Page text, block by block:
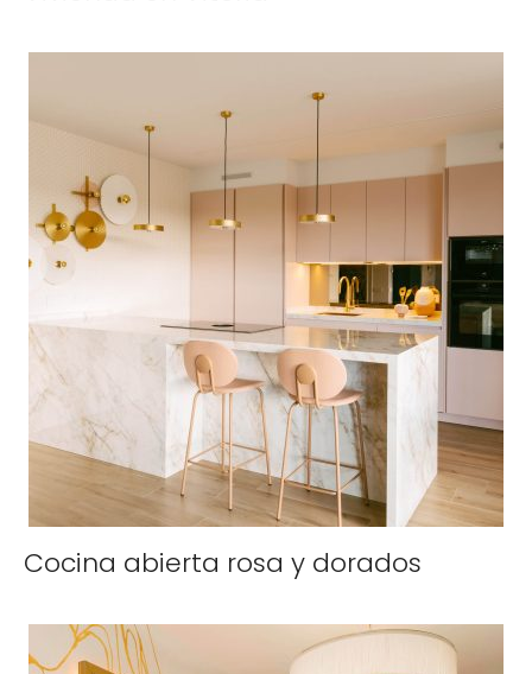
Cocina abierta rosa y dorados